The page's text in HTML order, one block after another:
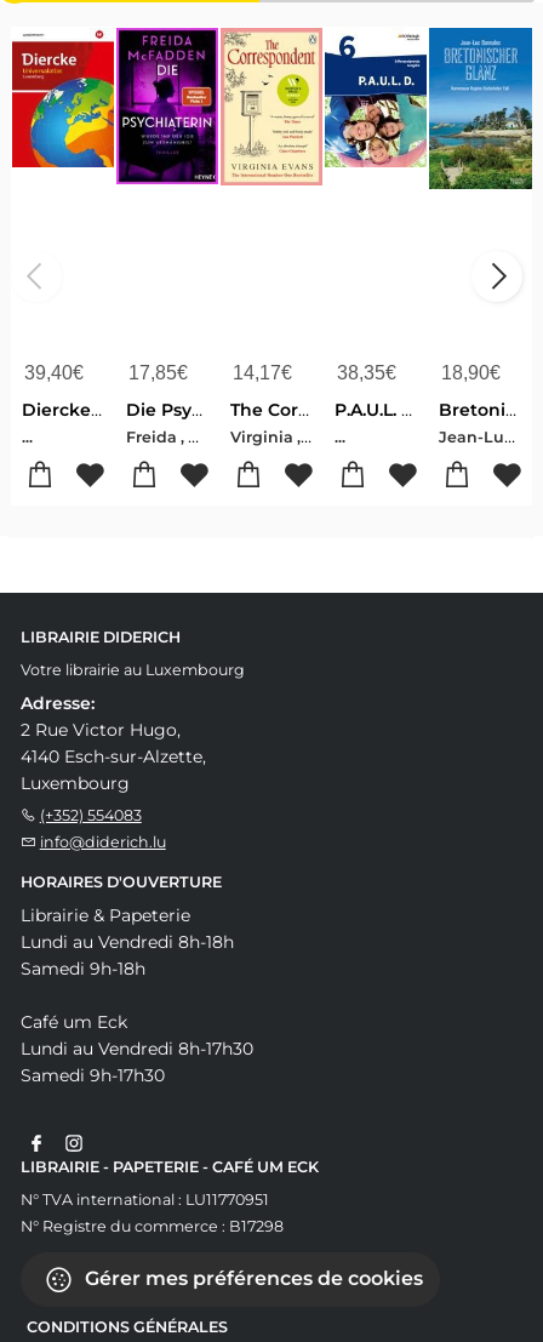
39,40€
Diercke Universalatlas Luxemburg 2020
...
17,85€
Die Psychiaterin - Wurde ihr der Job zum Verhängnis?
Freida , McFadden
14,17€
The Correspondent
Virginia , Evans
38,35€
P.A.U.L. D. (Paul) 6. Schülerbuch. Realschule
...
18,90€
Bretonischer Glanz
Jean-Luc , Bannalec
LIBRAIRIE DIDERICH
Votre librairie au Luxembourg
Adresse:
2 Rue Victor Hugo,
4140 Esch-sur-Alzette,
Luxembourg
(+352) 554083
info@diderich.lu
HORAIRES D'OUVERTURE
Librairie & Papeterie
Lundi au Vendredi 8h-18h
Samedi 9h-18h
Café um Eck
Lundi au Vendredi 8h-17h30
Samedi 9h-17h30
LIBRAIRIE - PAPETERIE - CAFÉ UM ECK
N° TVA international : LU11770951
N° Registre du commerce : B17298
Gérer mes préférences de cookies
CONDITIONS GÉNÉRALES